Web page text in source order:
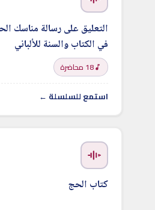
التعليق على رسالة مناسك
في الكتاب والسنة للألباني
18 محاضرة
استمع للسلسلة ←
كتاب الحج